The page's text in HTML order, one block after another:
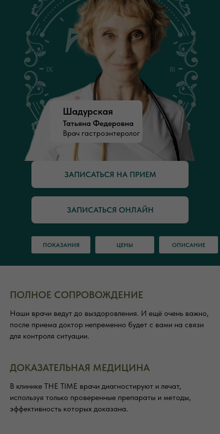
ЗАПИСАТЬСЯ ОНЛАЙН
ЗАПИСАТЬСЯ НА ПРИЕМ
Шадурская
Татьяна Федеровна
Врач гастроэнтеролог
ПОКАЗАНИЯ ЦЕНЫ ОПИСАНИЕ
ПОЛНОЕ СОПРОВОЖДЕНИЕ
Наши врачи ведут до выздоровления. И ещё очень важно,
после приема доктор непременно будет с вами на связи
для контроля ситуации.
ДОКАЗАТЕЛЬНАЯ МЕДИЦИНА
В клинике THE TIME врачи диагностируют и лечат,
используя только проверенные препараты и методы,
эффективность которых доказана.